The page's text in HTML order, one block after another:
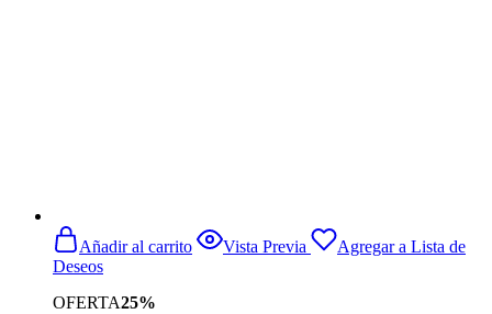
OFERTA25%
Añadir al carrito Vista Previa
Agregar a Lista de
Deseos